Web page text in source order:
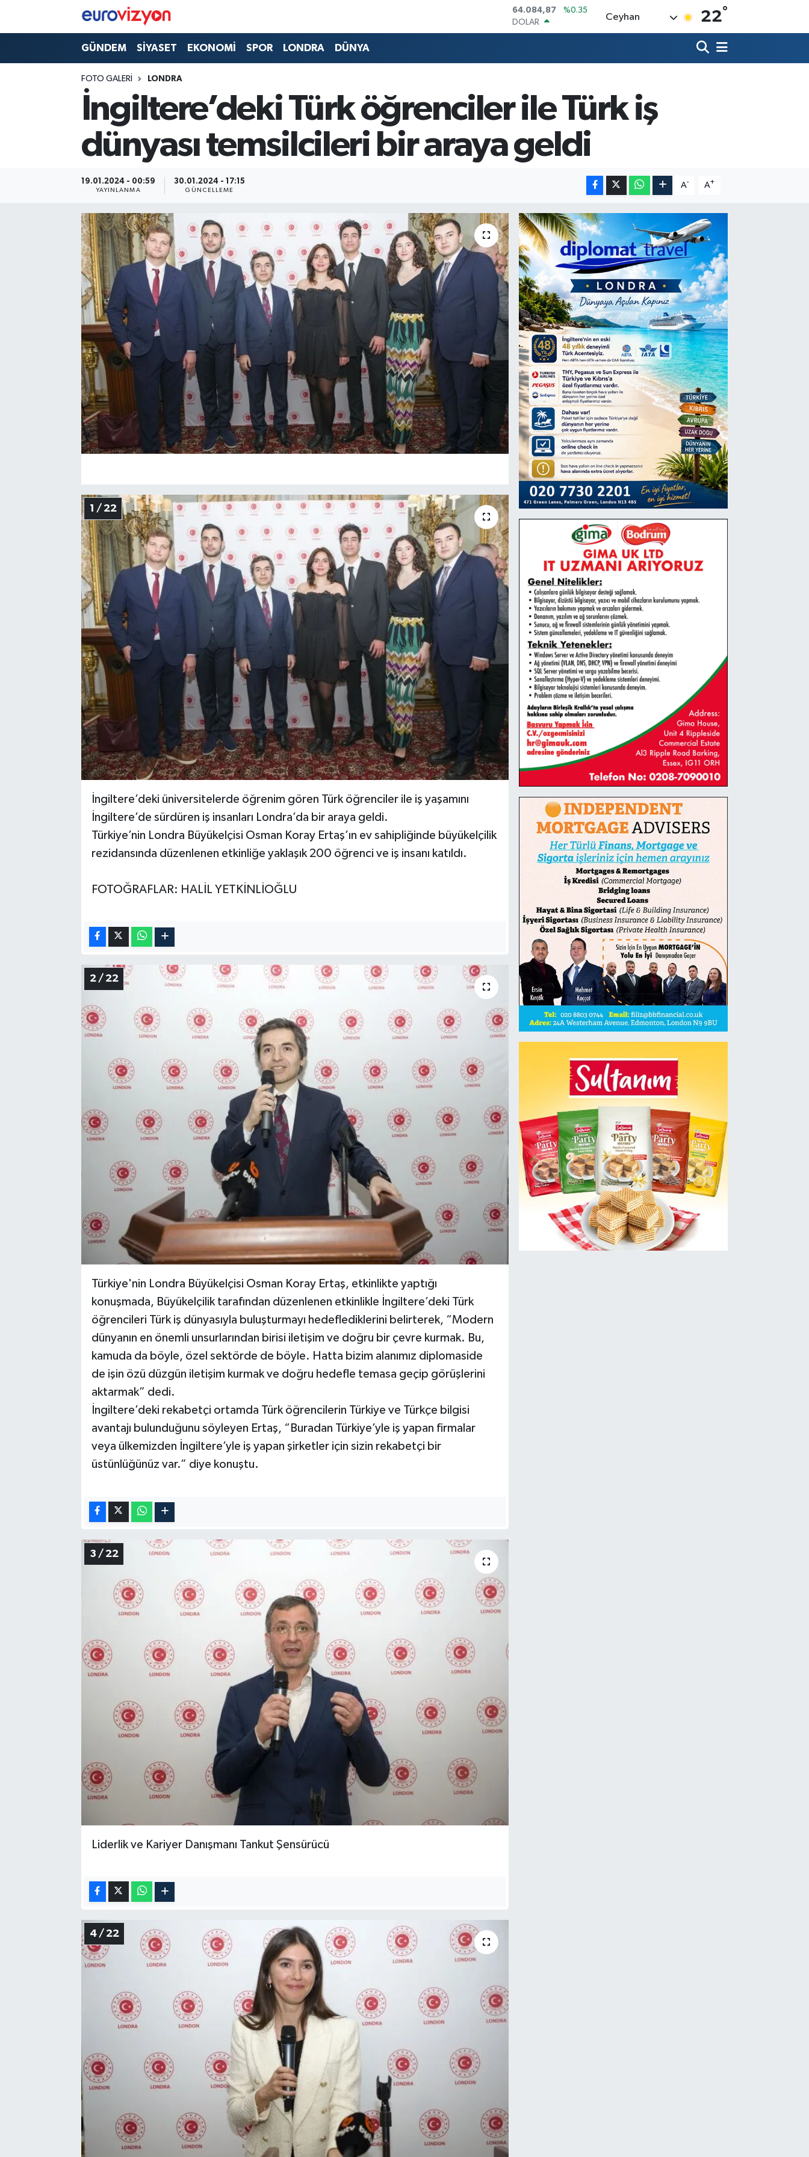
DOLAR
47,5760
EURO
6508.83
%4.44
BİST100
13.647
%-30
64.084,87
%0.35
Ceyhan 22°
GÜNDEM SİYASET EKONOMİ SPOR LONDRA DÜNYA
FOTO GALERI LONDRA
İngiltere’deki Türk öğrenciler ile Türk iş
dünyası temsilcileri bir araya geldi
19.01.2024 - 00:59
YAYINLANMA
30.01.2024 - 17:15
GÜNCELLEME
A- A+
1 / 22
İngiltere’deki üniversitelerde öğrenim gören Türk öğrenciler ile iş yaşamını
İngiltere’de sürdüren iş insanları Londra’da bir araya geldi.
Türkiye’nin Londra Büyükelçisi Osman Koray Ertaş’ın ev sahipliğinde büyükelçilik
rezidansında düzenlenen etkinliğe yaklaşık 200 öğrenci ve iş insanı katıldı.
FOTOĞRAFLAR: HALİL YETKİNLİOĞLU
2 / 22
Türkiye'nin Londra Büyükelçisi Osman Koray Ertaş, etkinlikte yaptığı
konuşmada, Büyükelçilik tarafından düzenlenen etkinlikle İngiltere’deki Türk
öğrencileri Türk iş dünyasıyla buluşturmayı hedeflediklerini belirterek, “Modern
dünyanın en önemli unsurlarından birisi iletişim ve doğru bir çevre kurmak. Bu,
kamuda da böyle, özel sektörde de böyle. Hatta bizim alanımız diplomaside
de işin özü düzgün iletişim kurmak ve doğru hedefle temasa geçip görüşlerini
aktarmak” dedi.
İngiltere’deki rekabetçi ortamda Türk öğrencilerin Türkiye ve Türkçe bilgisi
avantajı bulunduğunu söyleyen Ertaş, “Buradan Türkiye’yle iş yapan firmalar
veya ülkemizden İngiltere’yle iş yapan şirketler için sizin rekabetçi bir
üstünlüğünüz var.” diye konuştu.
3 / 22
Liderlik ve Kariyer Danışmanı Tankut Şensürücü
4 / 22